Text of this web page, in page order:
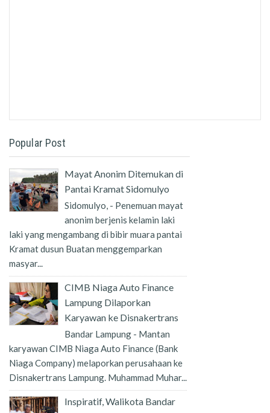
Popular Post
Mayat Anonim Ditemukan di
Pantai Kramat Sidomulyo
Sidomulyo, - Penemuan mayat
anonim berjenis kelamin laki
laki yang mengambang di bibir muara pantai
Kramat dusun Buatan menggemparkan
masyar...
CIMB Niaga Auto Finance
Lampung Dilaporkan
Karyawan ke Disnakertrans
Bandar Lampung - Mantan
karyawan CIMB Niaga Auto Finance (Bank
Niaga Company) melaporkan perusahaan ke
Disnakertrans Lampung. Muhammad Muhar...
Inspiratif, Walikota Bandar